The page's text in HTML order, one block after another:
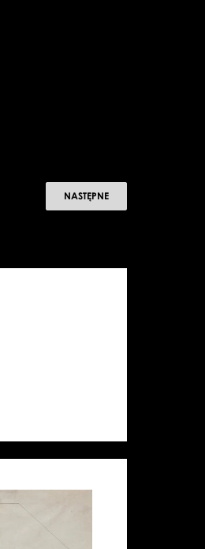
NASTĘPNE